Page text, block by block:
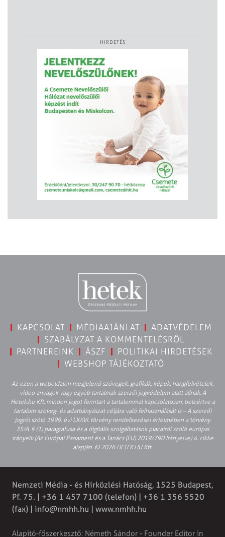
HIRDETÉS
KAPCSOLAT MÉDIAAJÁNLAT
ADATVÉDELEM
SZABÁLYZAT A KOMMENTELÉSRŐL
PARTNEREINK
ÁSZF
POLITIKAI HIRDETÉSEK
WEBSHOP TÁJÉKOZTATÓ
Az ezen a weboldalon megjelenő szövegek, grafikák, képek, hangfelvételek,
video anyagok vagy egyéb tartalmak szerzői jogvédelem alatt állnak. A
Hetek.hu Kft. minden jogot fenntart a tartalommal kapcsolatosan, beleértve a
tartalom szöveg- és adatbányászat céljára való felhasználását is – A szerzői
jogról szóló 1999. évi LXXVI. törvény rendelkezései értelmében a törvény
35/A. § (1) paragrafusa és a digitális szolgáltatások piacairól szóló európai
irányelv (Az Európai Parlament és a Tanács (EU) 2019/790 Irányelve) 4. cikke
alapján. © 2026 HETEK.HU Kft.
Nemzeti Média - és Hírközlési Hatóság, 1525 Budapest,
Pf. 75. | +36 1 457 7100 (telefon) | +36 1 356 5520
(fax) | info@nmhh.hu | www.nmhh.hu
Alapító-főszerkesztő: Németh Sándor - Founder Editor in